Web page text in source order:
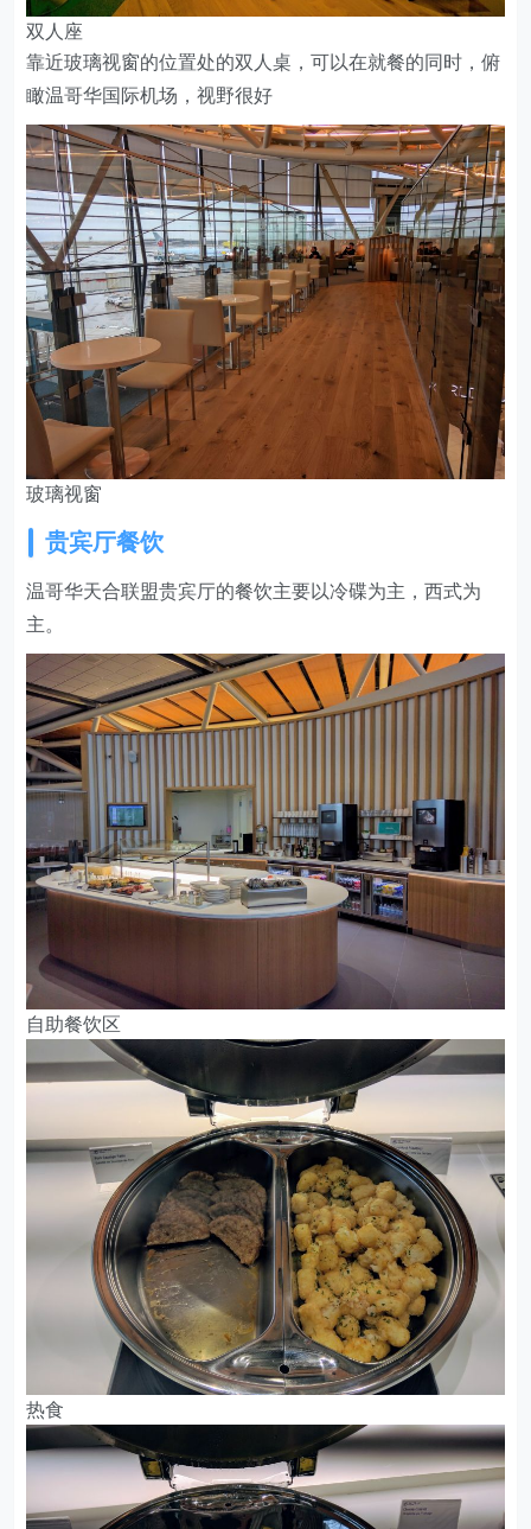
双人座
靠近玻璃视窗的位置处的双人桌，可以在就餐的同时，俯
瞰温哥华国际机场，视野很好
玻璃视窗
贵宾厅餐饮
温哥华天合联盟贵宾厅的餐饮主要以冷碟为主，西式为
主。
自助餐饮区
热食